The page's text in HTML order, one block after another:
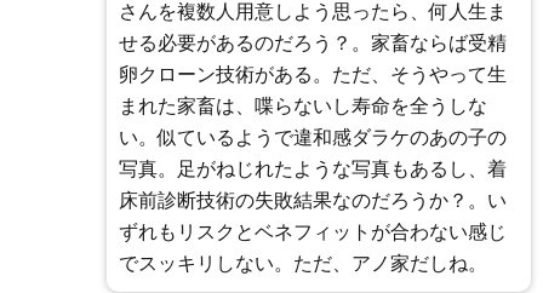
さんを複数人用意しよう思ったら、何人生ま
せる必要があるのだろう？。家畜ならば受精
卵クローン技術がある。ただ、そうやって生
まれた家畜は、喋らないし寿命を全うしな
い。似ているようで違和感ダラケのあの子の
写真。足がねじれたような写真もあるし、着
床前診断技術の失敗結果なのだろうか？。い
ずれもリスクとベネフィットが合わない感じ
でスッキリしない。ただ、アノ家だしね。